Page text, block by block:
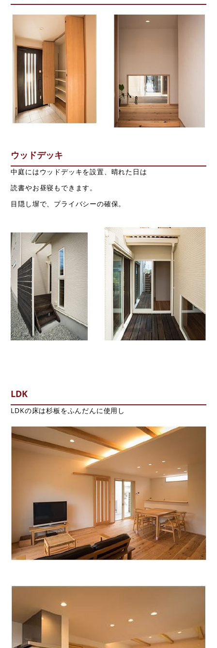
ウッドデッキ
中庭にはウッドデッキを設置、晴れた日は
読書やお昼寝もできます。
目隠し塀で、プライバシーの確保。
LDK
LDKの床は杉板をふんだんに使用し